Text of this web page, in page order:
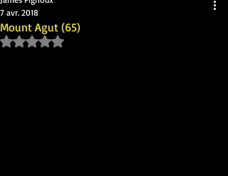
Mount Agut (65)
7 avr. 2018
Noté NaN étoiles sur 5.